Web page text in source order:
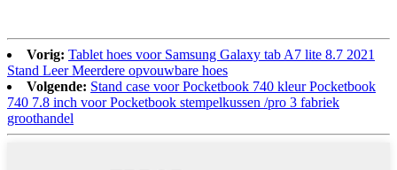
Vorig: Tablet hoes voor Samsung Galaxy tab A7 lite 8.7 2021
Stand Leer Meerdere opvouwbare hoes
Volgende: Stand case voor Pocketbook 740 kleur Pocketbook
740 7.8 inch voor Pocketbook stempelkussen /pro 3 fabriek
groothandel